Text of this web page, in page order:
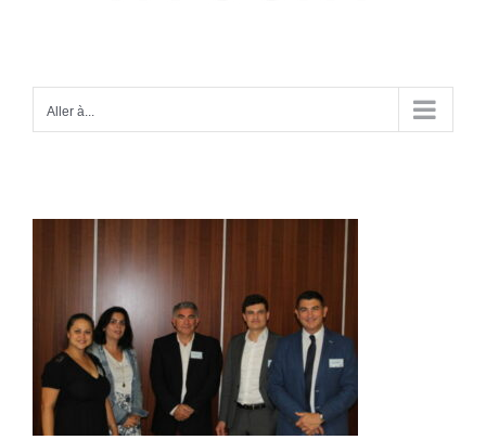
Aller à...